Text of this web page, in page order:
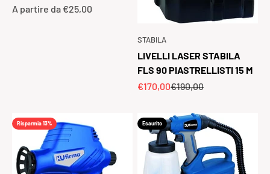
Prezzo scontato
A partire da €25,00
STABILA
LIVELLI LASER STABILA
FLS 90 PIASTRELLISTI 15 M
Prezzo scontato
€170,00Prezzo
€190,00
Risparmia 13% Esaurito